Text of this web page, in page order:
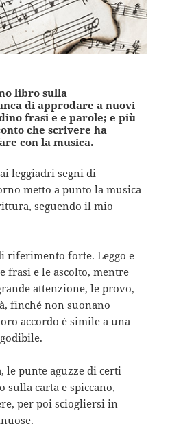
libro sulla
di approdare a nuovi
frasi e e parole; e più
che scrivere ha
con la musica.
leggiadri segni di
metto a punto la musica
seguendo il mio
riferimento forte. Leggo e
frasi e le ascolto, mentre
attenzione, le provo,
finché non suonano
accordo è simile a una
le punte aguzze di certi
sulla carta e spiccano,
per poi sciogliersi in